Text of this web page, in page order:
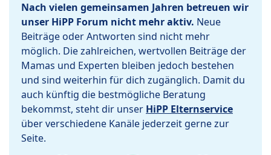
Nach vielen gemeinsamen Jahren betreuen wir
unser HiPP Forum nicht mehr aktiv. Neue
Beiträge oder Antworten sind nicht mehr
möglich. Die zahlreichen, wertvollen Beiträge der
Mamas und Experten bleiben jedoch bestehen
und sind weiterhin für dich zugänglich. Damit du
auch künftig die bestmögliche Beratung
bekommst, steht dir unser HiPP Elternservice
über verschiedene Kanäle jederzeit gerne zur
Seite.